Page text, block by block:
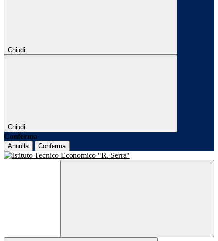
Chiudi
Chiudi
Conferma
Annulla Conferma